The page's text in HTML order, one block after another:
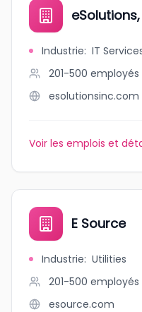
eSolutions,
Industrie: IT
201-500 employés
esolutionsinc.com
Voir les emplois et
E Source
Industrie: Utilities
201-500 employés
esource.com